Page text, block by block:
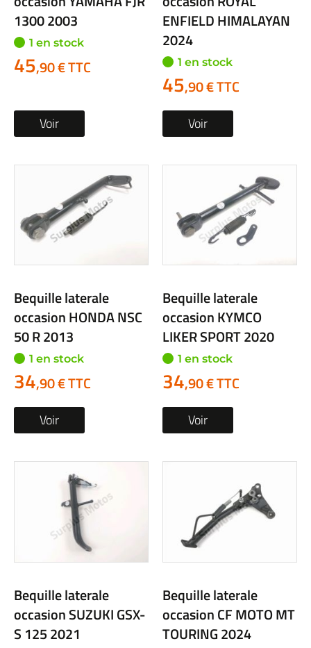
1300 2003
1 en stock
45,90 € TTC
Voir
ENFIELD HIMALAYAN
2024
1 en stock
45,90 € TTC
Voir
Bequille laterale
occasion HONDA NSC
50 R 2013
1 en stock
34,90 € TTC
Voir
Bequille laterale
occasion KYMCO
LIKER SPORT 2020
1 en stock
34,90 € TTC
Voir
Bequille laterale
occasion SUZUKI GSX-
S 125 2021
Bequille laterale
occasion CF MOTO MT
TOURING 2024